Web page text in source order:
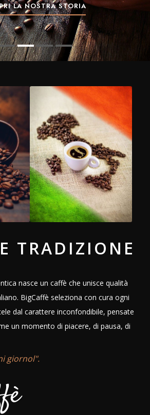
LA NOSTRA STORIA
TRADIZIONE
nasce un caffè che unisce qualità
BigCaffè seleziona con cura ogni
dal carattere inconfondibile, pensate
un momento di piacere, di pausa, di
giornol".